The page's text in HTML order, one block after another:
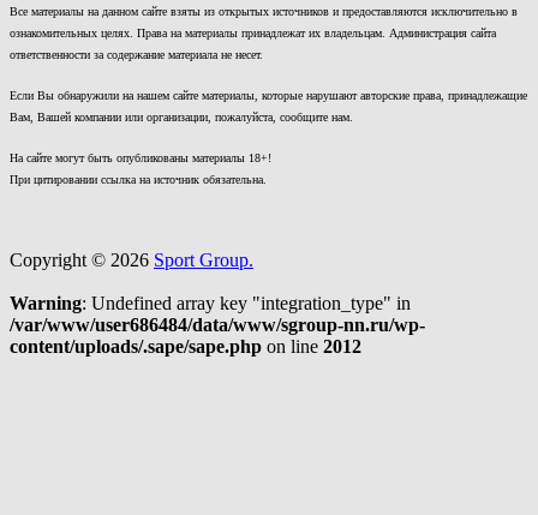
Все материалы на данном сайте взяты из открытых источников и предоставляются исключительно в
ознакомительных целях. Права на материалы принадлежат их владельцам. Администрация сайта
ответственности за содержание материала не несет.
Если Вы обнаружили на нашем сайте материалы, которые нарушают авторские права, принадлежащие
Вам, Вашей компании или организации, пожалуйста, сообщите нам.
На сайте могут быть опубликованы материалы 18+!
При цитировании ссылка на источник обязательна.
Copyright © 2026 Sport Group.
Warning: Undefined array key "integration_type" in
/var/www/user686484/data/www/sgroup-nn.ru/wp-
content/uploads/.sape/sape.php on line 2012